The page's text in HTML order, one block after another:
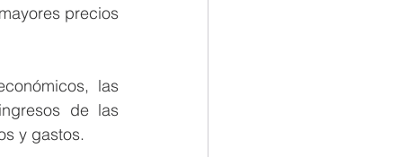
precios
las
de las
y gastos.